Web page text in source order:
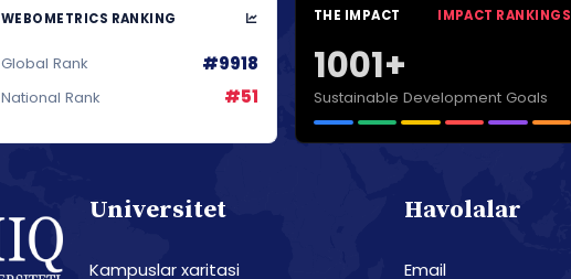
WEBOMETRICS RANKING
Global Rank #9918
National Rank #51
THE IMPACT IMPACT RANKINGS
1001+
Sustainable Development Goals
Universitet
Kampuslar xaritasi
Havolalar
Email